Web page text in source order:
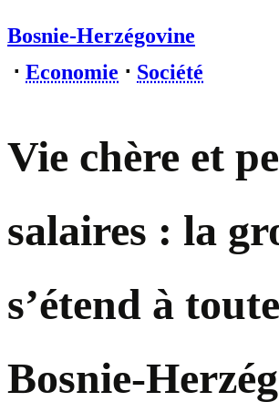
Bosnie-Herzégovine
⋅ Economie ⋅ Société
Vie chère et
salaires : la
s’étend à
Bosnie-